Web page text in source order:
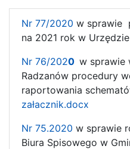
Nr 77/2020 w sprawie
na 2021 rok w
Nr 76/2020 w sprawie
Radzanów procedury
raportowania
załacznik.docx
Nr 75.2020 w sprawie
Biura Spisowego w